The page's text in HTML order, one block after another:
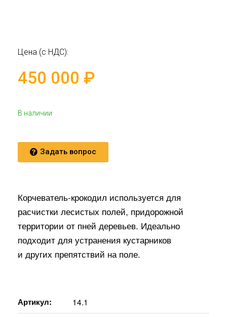
Цена (с НДС):
450 000 ₽
В наличии
Задать вопрос
Корчеватель-крокодил используется для
расчистки лесистых полей, придорожной
территории от пней деревьев. Идеально
подходит для устранения кустарников
и других препятствий на поле.
Артикул:
14.1